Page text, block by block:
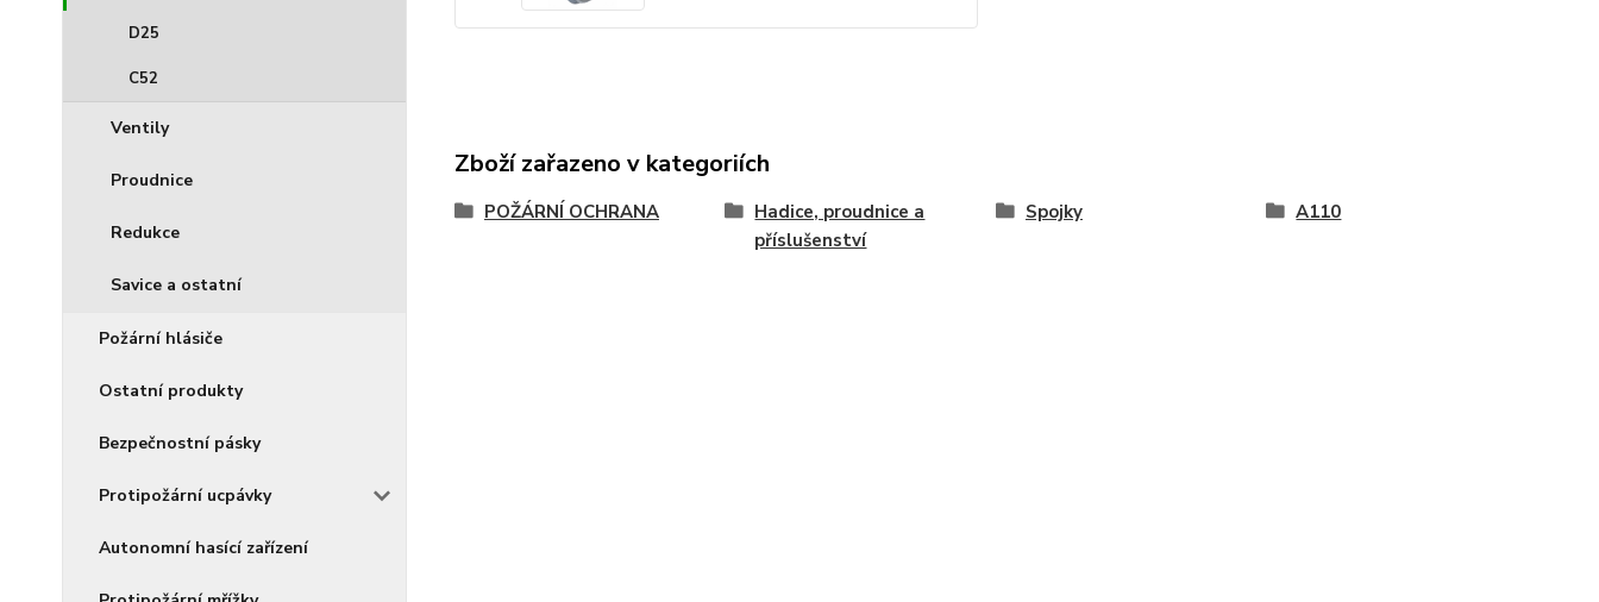
D25
C52
Ventily
Proudnice
Redukce
Savice a ostatní
Požární hlásiče
Ostatní produkty
Bezpečnostní pásky
Protipožární ucpávky
Autonomní hasící zařízení
Zboží zařazeno v kategoriích
POŽÁRNÍ OCHRANA
Hadice, proudnice a
příslušenství
Spojky A110